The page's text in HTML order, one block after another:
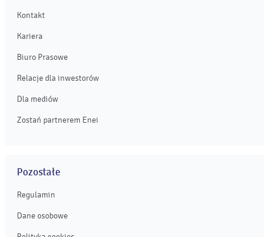
Kontakt
Kariera
Biuro Prasowe
Relacje dla inwestorów
Dla mediów
Zostań partnerem Enei
Pozostałe
Regulamin
Dane osobowe